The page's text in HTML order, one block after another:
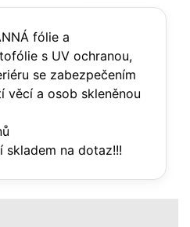
fólie a
s UV ochranou,
se zabezpečením
věcí a osob skleněnou
skladem na dotaz!!!